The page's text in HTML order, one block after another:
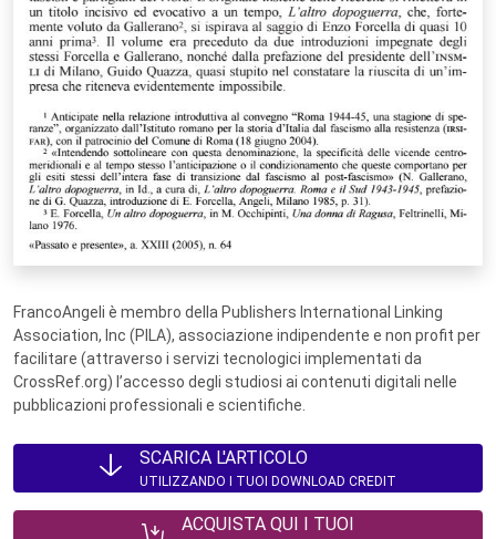
FrancoAngeli è membro della Publishers International Linking
Association, Inc (PILA), associazione indipendente e non profit per
facilitare (attraverso i servizi tecnologici implementati da
CrossRef.org) l’accesso degli studiosi ai contenuti digitali nelle
pubblicazioni professionali e scientifiche.
SCARICA L'ARTICOLO
UTILIZZANDO I TUOI DOWNLOAD CREDIT
ACQUISTA QUI I TUOI